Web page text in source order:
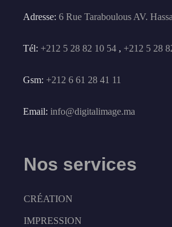
Adresse: 6 Rue Taraboulous AV.
Tél: +212 5 28 82 10 54, +212 5 28
Gsm: +212 6 61 28 41 11
Email: info@digitalimage.ma
Nos services
CRÉATION
IMPRESSION